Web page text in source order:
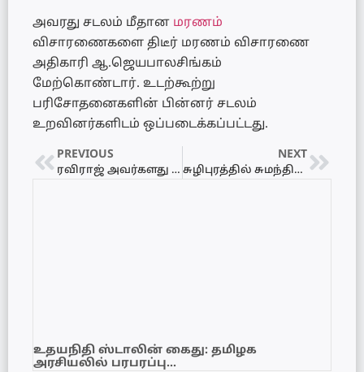
அவரது சடலம் மீதான மரணம்
விசாரணைகளை திடீர் மரணம் விசாரணை
அதிகாரி ஆ.ஜெயபாலசிங்கம்
மேற்கொண்டார். உடற்கூற்று
பரிசோதனைகளின் பின்னர் சடலம்
உறவினர்களிடம் ஒப்படைக்கப்பட்டது.
PREVIOUS
ரவிராஜ் அவர்களது நினைவேந்தல்
NEXT
சுழிபுரத்தில் சுமந்திரனின் கூட்டத்தில் குழப்பம் – தலையிட்ட பொலிஸார்!
உதயநிதி ஸ்டாலின் கைது: தமிழக
அரசியலில் பரபரப்பு…